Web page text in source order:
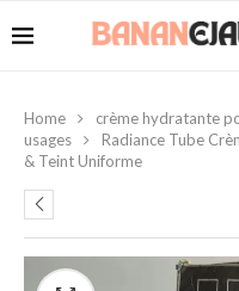
Home
crème hydratante
usages
Radiance Tube
& Teint Uniforme